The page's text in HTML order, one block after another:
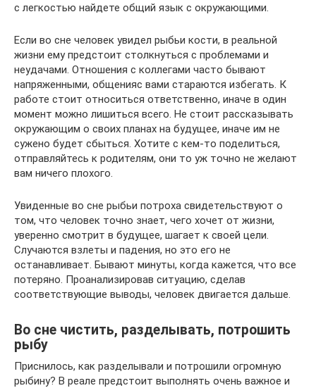
с легкостью найдете общий язык с окружающими.
Если во сне человек увидел рыбьи кости, в реальной
жизни ему предстоит столкнуться с проблемами и
неудачами. Отношения с коллегами часто бывают
напряженными, общенияс вами стараются избегать. К
работе стоит относиться ответственно, иначе в один
момент можно лишиться всего. Не стоит рассказывать
окружающим о своих планах на будущее, иначе им не
сужено будет сбыться. Хотите с кем-то поделиться,
отправляйтесь к родителям, они то уж точно не желают
вам ничего плохого.
Увиденные во сне рыбьи потроха свидетельствуют о
том, что человек точно знает, чего хочет от жизни,
уверенно смотрит в будущее, шагает к своей цели.
Случаются взлеты и падения, но это его не
останавливает. Бывают минуты, когда кажется, что все
потеряно. Проанализировав ситуацию, сделав
соответствующие выводы, человек двигается дальше.
Во сне чистить, разделывать, потрошить
рыбу
Приснилось, как разделывали и потрошили огромную
рыбину? В реале предстоит выполнять очень важное и